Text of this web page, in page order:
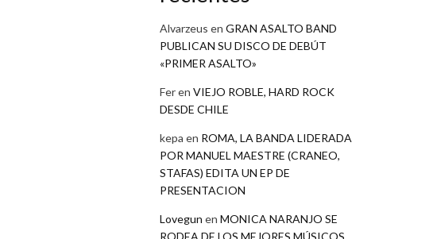
Alvarzeus en GRAN ASALTO BAND
PUBLICAN SU DISCO DE DEBÚT
«PRIMER ASALTO»
Feren VIEJO ROBLE, HARD ROCK
DESDE CHILE
kepa en ROMA, LA BANDA LIDERADA
POR MANUEL MAESTRE (CRANEO,
STAFAS) EDITA UN EP DE
PRESENTACION
Lovegun en MONICA NARANJO SE
RODEA DE LOS MEJORES MÚSICOS